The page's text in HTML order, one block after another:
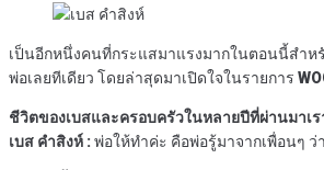
เป็นอีกหนึ่งคนที่กระแสมาแรงมากในตอนนี้สำห
พ่อเลยทีเดียว โดยล่าสุดมาเปิดใจในรายการ
ชีวิตของเบสและครอบครัวในหลายปีที่ผ่านมาเร
เบส คําสิงห์ :พ่อให้ทำค่ะ คือพ่อรู้มาจากเพื่อนๆ